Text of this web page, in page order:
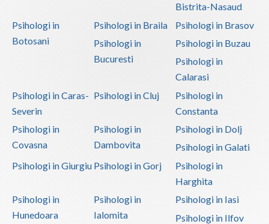
Bistrita-Nasaud
Psihologi in
Botosani
Psihologi in Braila
Psihologi in Brasov
Psihologi in
Bucuresti
Psihologi in Buzau
Psihologi in
Calarasi
Psihologi in Caras-
Severin
Psihologi in Cluj
Psihologi in
Constanta
Psihologi in
Covasna
Psihologi in
Dambovita
Psihologi in Dolj
Psihologi in Galati
Psihologi in Giurgiu Psihologi in Gorj
Psihologi in
Harghita
Psihologi in
Hunedoara
Psihologi in
Ialomita
Psihologi in Iasi
Psihologi in Ilfov